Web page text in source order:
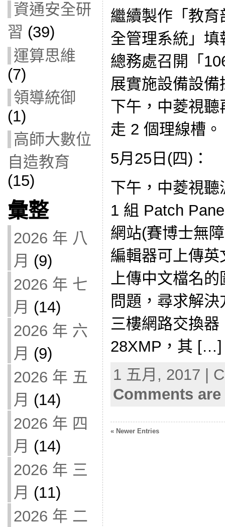
資通安全研
習 (39)
運算思維
(7)
領導統御
(1)
高師大數位
自造教育
(15)
彙整
2026 年 八
月 (9)
2026 年 七
月 (14)
2026 年 六
月 (9)
2026 年 五
月 (14)
2026 年 四
月 (14)
2026 年 三
月 (11)
2026 年 二
繼續製作「教
全管理系統」
總務處召開「
展實施設備設
下午，中菱視
走 2 個理線槽。
5月25日(四)：
下午，中菱視
1 組 Patch
網站(賽博士無
編輯器可上傳
上傳中文檔名
問題，尋求解
三樓網路交換
28XMP，其 […]
1 五月, 2017 |
Comments
« Newer Entries